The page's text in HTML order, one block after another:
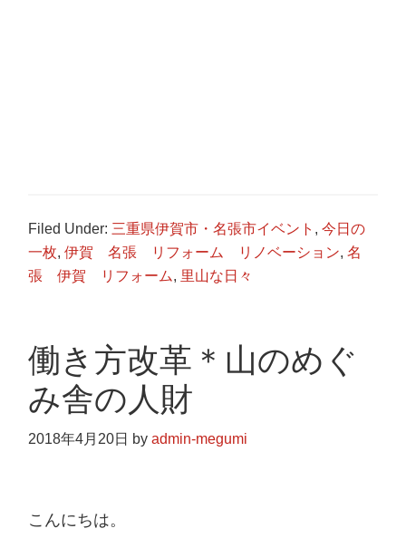
Filed Under: 三重県伊賀市・名張市イベント ,今日の
一枚,伊賀 名張 リフォーム リノベーション,名
張 伊賀 リフォーム, 里山な日々
働き方改革＊山のめぐ
み舎の人財
2018年4月20日 byadmin-megumi
こんにちは。